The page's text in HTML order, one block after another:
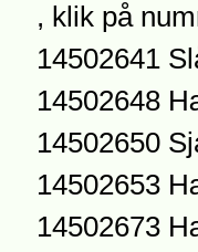
, klik på
14502641
14502648
14502650
14502653
14502673